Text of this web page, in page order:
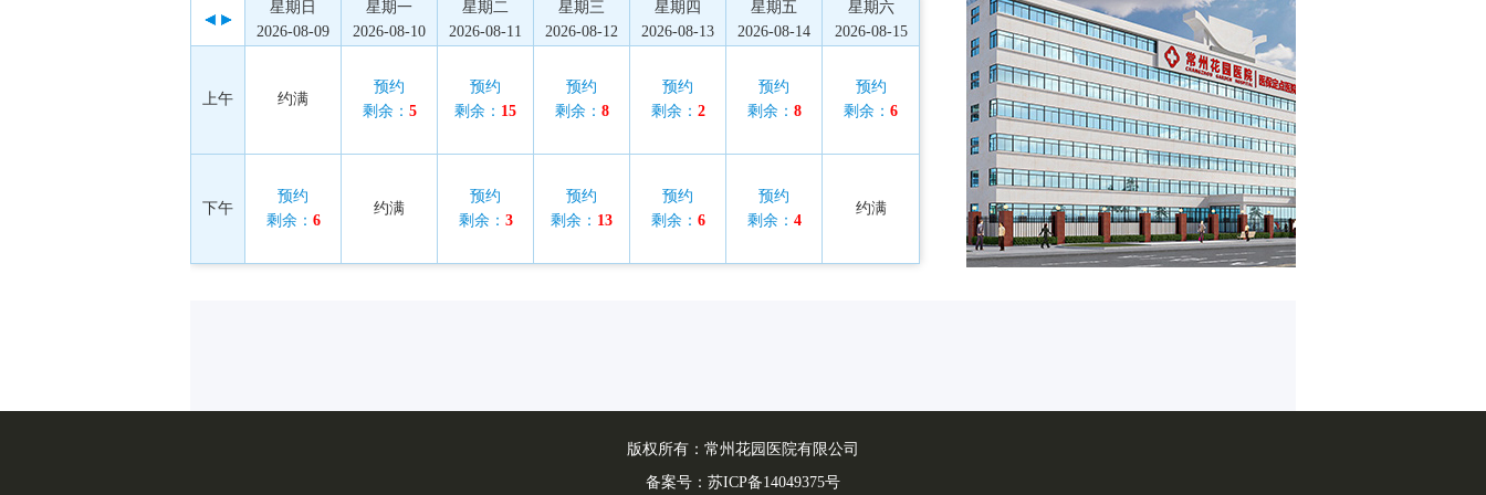
星期日
2026-08-09
星期一
2026-08-10
星期二
2026-08-11
星期三
2026-08-12
星期四
2026-08-13
星期五
2026-08-14
星期六
2026-08-15
上午 约满
预约
剩余： 5
预约
剩余： 15
预约
剩余： 8
预约
剩余： 2
预约
剩余： 8
预约
剩余： 6
下午
预约
剩余： 6
约满
预约
剩余： 3
预约
剩余： 13
预约
剩余： 6
预约
剩余： 4
约满
版权所有：常州花园医院有限公司
备案号： 苏ICP备14049375号